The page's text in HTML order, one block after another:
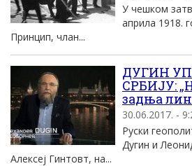
У чешком
априла 1918.
Принцип, члан...
ДУГИН
СРБИЈУ:
задња
30.06.2017. -
Руски
Дугин и
Алексеј Гинтовт, на...